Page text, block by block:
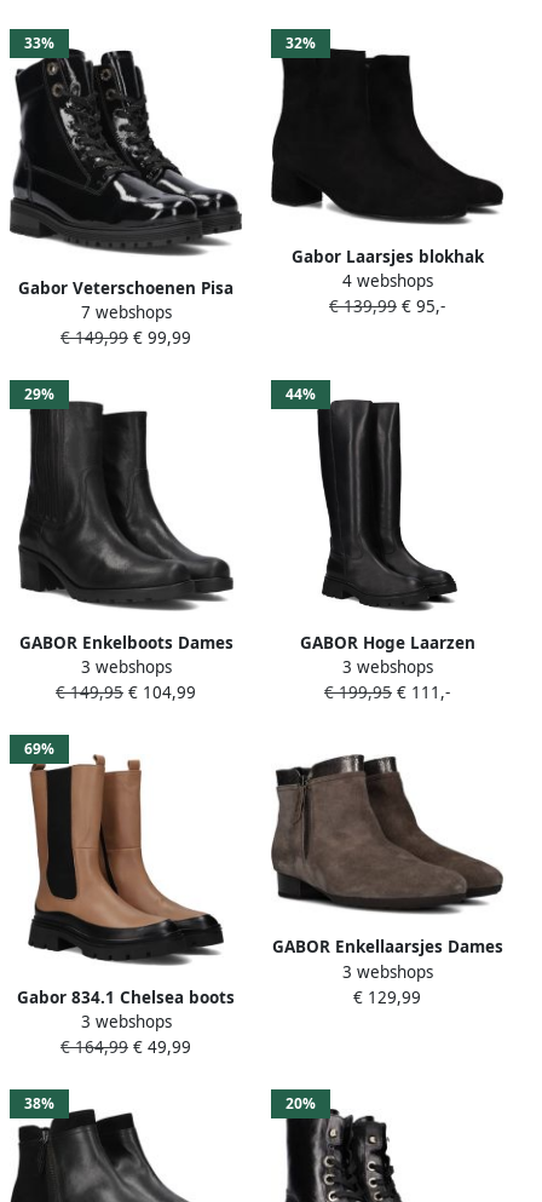
33%
Gabor Veterschoenen Pisa
blokhak veterschoen
comfort schoen in breedte
7 webshops
€ 149,99 € 99,99
32%
Gabor Laarsjes blokhak
business schoen
enkellaarzen met best
4 webshops
€ 139,99 € 95,-
29%
GABOR Enkelboots Dames
801.4 Maat: 40 5 Materiaal:
Leer Kleur: Zwart
3 webshops
€ 149,95 € 104,99
44%
GABOR Hoge Laarzen
Dames 859 Maat: 39
Materiaal: Leer Kleur: Zwart
3 webshops
€ 199,95 € 111,-
69%
Gabor 834.1 Chelsea boots
Enkellaarsjes Dames Camel
3 webshops
€ 164,99 € 49,99
GABOR Enkellaarsjes Dames
718 Maat: 37 Materiaal:
Suède Kleur: Taupe
3 webshops
€ 129,99
38% 20%